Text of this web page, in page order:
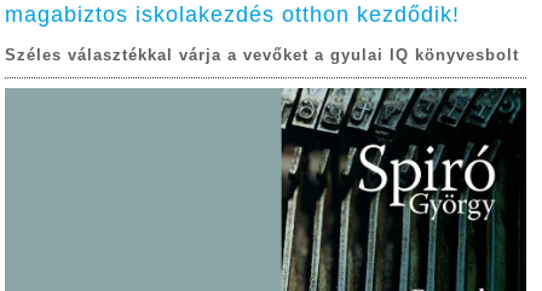
magabiztos iskolakezdés otthon kezdődik!
Széles választékkal várja a vevőket a gyulai IQ könyvesbolt